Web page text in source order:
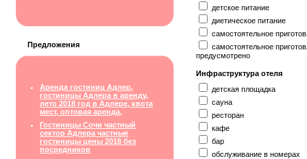
Предложения
Аренда гостиниц Адлер,
гостиницы Адлера в аренду,
лето 2018 год в Адлере, квота
мест, оптовая аренда,
Гостиницы Сочи частный
сектор Адлера частные
гостиницы цены 2018 без
посредников
детское питание
диетическое питание
самостоятельное
самостоятельное
предусмотрено
Инфраструктура отеля
детская площадка
сауна
ресторан
кафе
бар
обслуживание в номерах